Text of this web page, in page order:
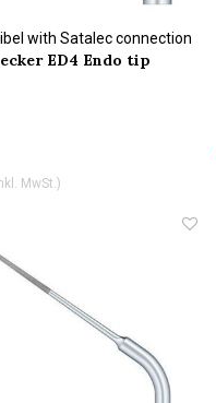
with Satalec connection
ED4 Endo tip
MwSt.)